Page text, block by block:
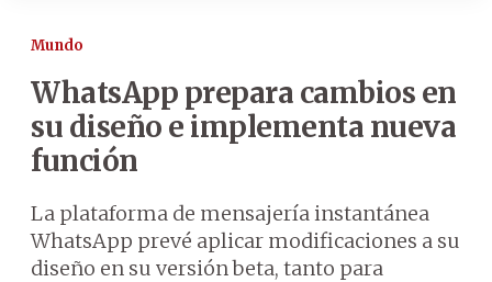
Mundo
WhatsApp prepara cambios en
su diseño e implementa nueva
función
La plataforma de mensajería instantánea
WhatsApp prevé aplicar modificaciones a su
diseño en su versión beta, tanto para